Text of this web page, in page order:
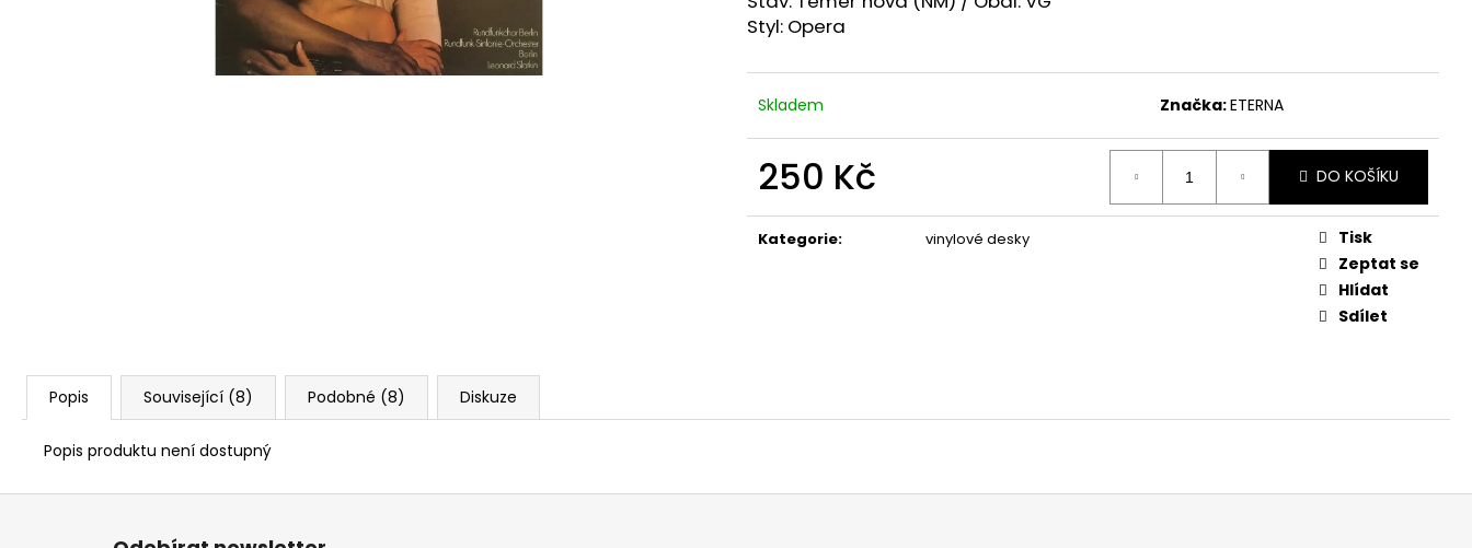
Styl: Opera
Skladem Značka:ETERNA
250 Kč
cena:
DO KOŠÍKU
Kategorie: vinylové desky
Tisk
Zeptat se
Hlídat
Sdílet
Popis Související (8) Podobné (8) Diskuze
Popis produktu není dostupný
Z